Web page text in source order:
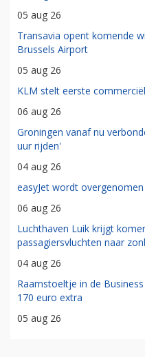
05 aug 26
Transavia opent komende
Brussels Airport
05 aug 26
KLM stelt eerste
06 aug 26
Groningen vanaf nu
uur rijden'
04 aug 26
easyJet wordt
06 aug 26
Luchthaven Luik krijgt
passagiersvluchten naar
04 aug 26
Raamstoeltje in de
170 euro extra
05 aug 26